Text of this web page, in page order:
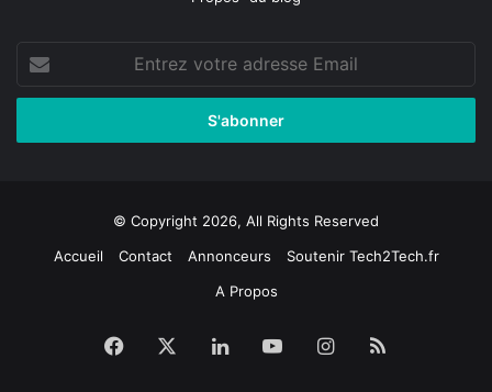
Entrez
votre
adresse
© Copyright 2026, All Rights Reserved
Accueil
Contact Annonceurs
Soutenir Tech2Tech.fr
A Propos
Facebook LinkedinYouTubeInstagram